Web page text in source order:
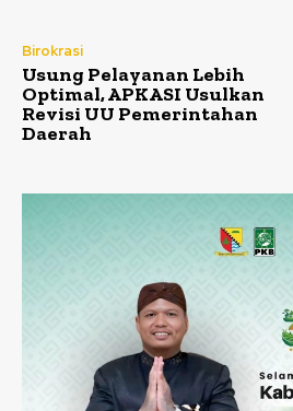
Birokrasi
Usung Pelayanan Lebih
Optimal, APKASI Usulkan
Revisi UU Pemerintahan
Daerah